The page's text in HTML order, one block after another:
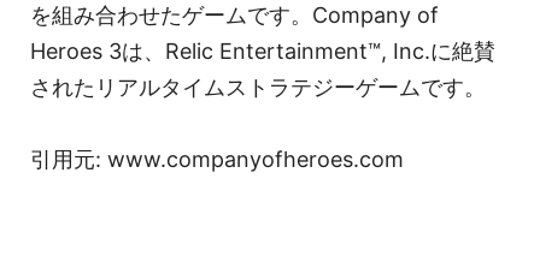
を組み合わせたゲームです。Company of
Heroes 3は、Relic Entertainment™, Inc.に絶賛
されたリアルタイムストラテジーゲームです。
引用元: www.companyofheroes.com